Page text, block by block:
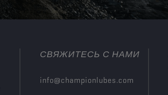
СВЯЖИТЕСЬ С НАМИ
info@championlubes.com